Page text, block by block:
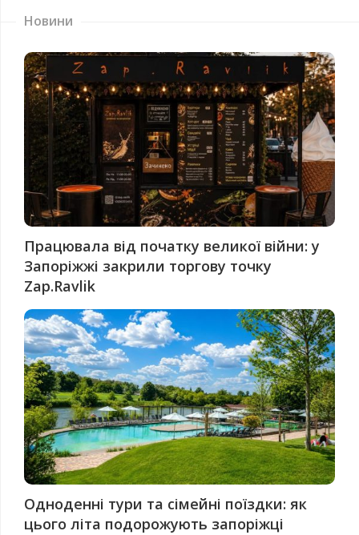
Новини
Працювала від початку великої війни: у
Запоріжжі закрили торгову точку
Zap.Ravlik
Одноденні тури та сімейні поїздки: як
цього літа подорожують запоріжці